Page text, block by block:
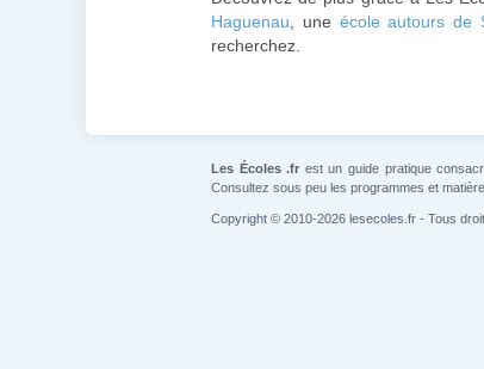
Haguenau , une école autours de
recherchez.
Les Écoles .fr est un guide pratique
Consultez sous peu les programmes et
Copyright © 2010-2026 lesecoles.fr - Tous